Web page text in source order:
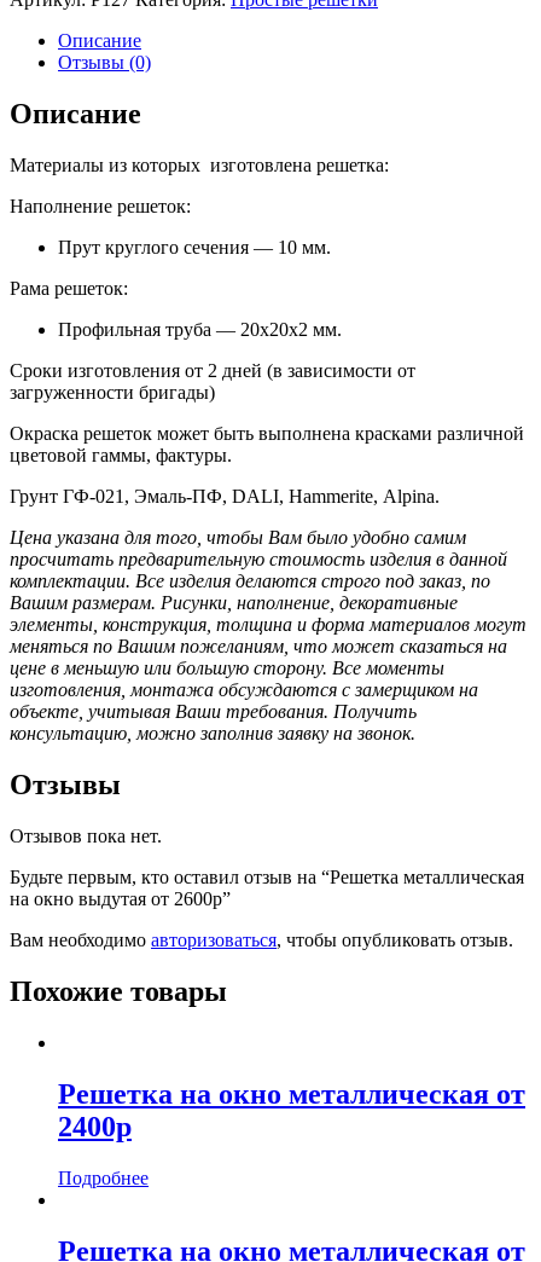
Описание
Отзывы (0)
Описание
Материалы из которых изготовлена решетка:
Наполнение решеток:
Прут круглого сечения — 10 мм.
Рама решеток:
Профильная труба — 20х20х2 мм.
Сроки изготовления от 2 дней (в зависимости от
загруженности бригады)
Окраска решеток может быть выполнена красками различной
цветовой гаммы, фактуры.
Грунт ГФ-021, Эмаль-ПФ, DALI, Hammerite, Alpina.
Цена указана для того, чтобы Вам было удобно самим
просчитать предварительную стоимость изделия в данной
комплектации. Все изделия делаются строго под заказ, по
Вашим размерам. Рисунки, наполнение, декоративные
элементы, конструкция, толщина и форма материалов могут
меняться по Вашим пожеланиям, что может сказаться на
цене в меньшую или большую сторону. Все моменты
изготовления, монтажа обсуждаются с замерщиком на
объекте, учитывая Ваши требования. Получить
консультацию, можно заполнив заявку на звонок.
Отзывы
Отзывов пока нет.
Будьте первым, кто оставил отзыв на “Решетка металлическая
на окно выдутая от 2600р”
Вам необходимо авторизоваться, чтобы опубликовать отзыв.
Похожие товары
Решетка на окно металлическая от
2400р
Подробнее
Решетка на окно металлическая от